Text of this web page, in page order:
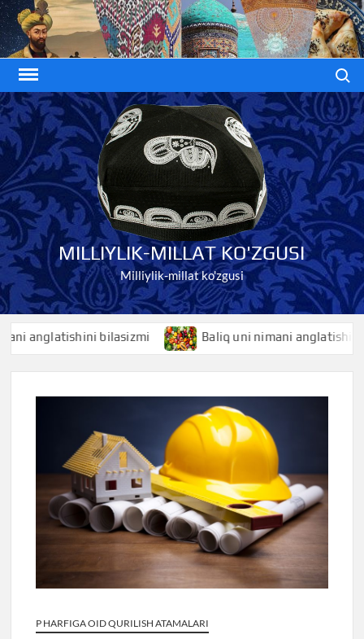
Skip
to
content
MILLIYLIK-MILLAT KO'ZGUSI
Milliylik-millat ko'zgusi
bilasizmi Baliq uni nimani anglatishini
P HARFIGA OID QURILISH ATAMALARI